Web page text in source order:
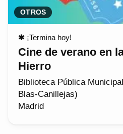
OTROS
✱ ¡Termina hoy!
Cine de verano en
Hierro
Biblioteca Pública
Blas-Canillejas)
Madrid